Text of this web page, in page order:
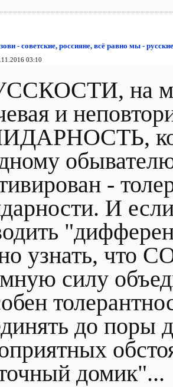
- советские, россияне, всё равно мы - русские
03:10
на
и
-
И
узнать, что
силу
до поры
домик"...